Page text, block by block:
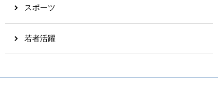
スポーツ
若者活躍